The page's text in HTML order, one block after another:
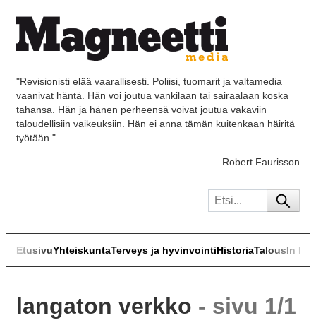
"Revisionisti elää vaarallisesti. Poliisi, tuomarit ja valtamedia
vaanivat häntä. Hän voi joutua vankilaan tai sairaalaan koska
tahansa. Hän ja hänen perheensä voivat joutua vakaviin
taloudellisiin vaikeuksiin. Hän ei anna tämän kuitenkaan häiritä
työtään."
Robert Faurisson
EtusivuYhteiskuntaTerveys ja hyvinvointiHistoriaTalousIn
langaton verkko - sivu 1/1